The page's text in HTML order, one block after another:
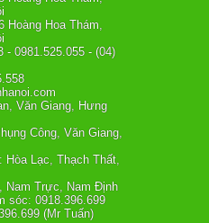
Hoàng Hoa Thám,
- 0981.525.055 - (04)
Văn Giang, Hưng
Công, Văn Giang,
Lạc, Thạch Thất,
Trực, Nam Định
sóc: 0918.396.699
(Mr Tuấn)